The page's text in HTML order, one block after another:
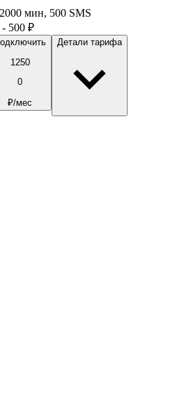
2000 мин, 500 SMS
500 ₽
1250
0
₽/мес
Детали тарифа